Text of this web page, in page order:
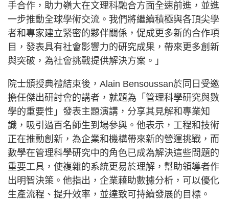
手合作，助力嶺大在文理科融合方面全速前進，並進
一步推動全球學術交流。我們將繼續積極與各頂尖學
者和專家建立緊密的夥伴關係，促成更多新的合作項
目，發表具有社會影響力的研究成果，帶來更多創新
與突破，為社會挑戰提供解決方案。」
院士頒授典禮結束後，Alain Bensoussan於同日受邀
擔任傑出研討會的講者，就題為「管理科學研究與數
學的重要性」發表主題演講，分享其見解和專業知
識，吸引過百名師生到場參與。他表示，工程和技術
正在推動創新，為企業和機構帶來新的營運挑戰，而
數學在管理科學研究中的角色已成為解決這些問題的
重要工具，使複雜的系統更易於理解，幫助領導者作
出明智決策。他指出，企業藉助數據分析，可以優化
生產流程、提升效率，並達致可持續發展的目標。